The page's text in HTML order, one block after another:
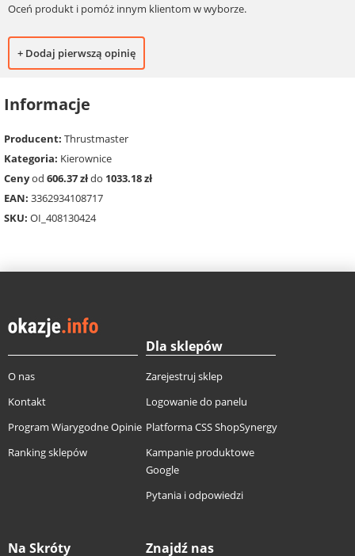
Oceń produkt i pomóż innym klientom w wyborze.
+ Dodaj pierwszą opinię
Informacje
Producent: Thrustmaster
Kategoria: Kierownice
Cenyod 606.37 złdo 1033.18 zł
EAN: 3362934108717
SKU: OI_408130424
O nas
Kontakt
Program Wiarygodne Opinie
Ranking sklepów
Dla sklepów
Zarejestruj sklep
Logowanie do panelu
Platforma CSS ShopSynergy
Kampanie produktowe
Google
Pytania i odpowiedzi
Na Skróty Znajdź nas